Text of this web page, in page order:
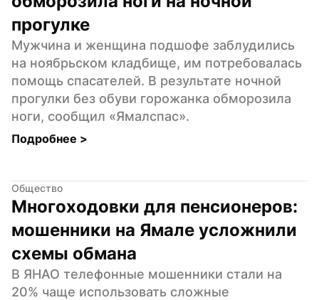
прогулке
Мужчина и женщина подшофе заблудились
на ноябрьском кладбище, им потребовалась
помощь спасателей. В результате ночной
прогулки без обуви горожанка обморозила
ноги, сообщил «Ямалспас».
Подробнее >
Общество
Многоходовки для пенсионеров:
мошенники на Ямале усложнили
схемы обмана
В ЯНАО телефонные мошенники стали на
20% чаще использовать сложные